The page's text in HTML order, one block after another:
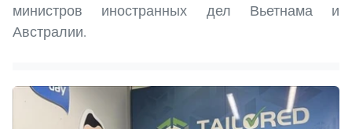
министров иностранных дел Вьетнама и
Австралии.